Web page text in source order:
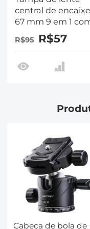
central de
67 mm 9 em 1
trela anti-perda
compatível com
Nikon, Canon,
R$95 R$57
Cabeça de bola de